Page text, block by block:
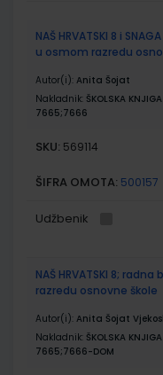
proizvodi
NAŠ HRVATSKI 8 i
u osmom razredu
Autor(i): Anita Šojat
Nakladnik: ŠKOLSKA
7665;7666
SKU: 569114
ŠIFRA OMOTA: 500157
Udžbenik
NAŠ HRVATSKI 8;
razredu osnovne škole
Autor(i): Anita Šojat
Nakladnik: ŠKOLSKA
7665;7666-DOM